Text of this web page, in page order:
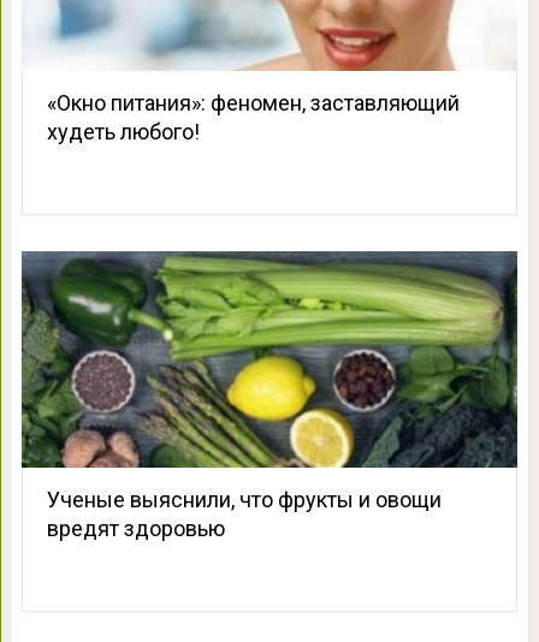
«Окно питания»: феномен, заставляющий
худеть любого!
Ученые выяснили, что фрукты и овощи
вредят здоровью